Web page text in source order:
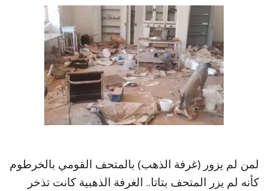
لمن لم يزور (غرفة الذهب) بالمتحف القومي بالخرطوم
كأنه لم يزر المتحف بتاتا.. الغرفة الذهبية كانت تذخر